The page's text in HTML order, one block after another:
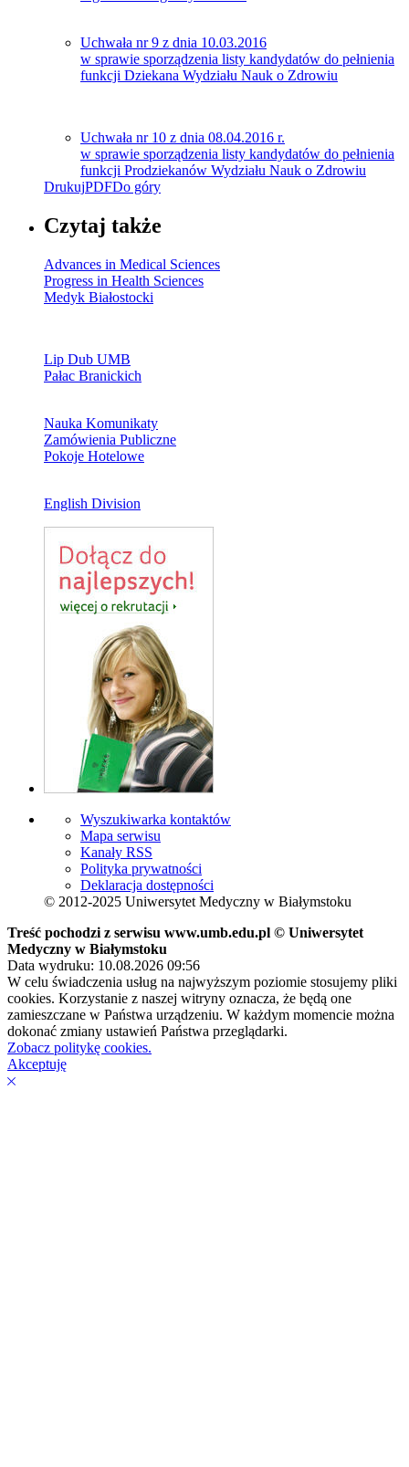
Uchwała nr 9 z dnia 10.03.2016
w sprawie sporządzenia listy kandydatów do pełnienia
funkcji Dziekana Wydziału Nauk o Zdrowiu
Uchwała nr 10 z dnia 08.04.2016 r.
w sprawie sporządzenia listy kandydatów do pełnienia
funkcji Prodziekanów Wydziału Nauk o Zdrowiu
DrukujPDFDo góry
Czytaj także
Advances in Medical Sciences
Progress in Health Sciences
Medyk Białostocki
Lip Dub UMB
Pałac Branickich
Nauka Komunikaty
Zamówienia Publiczne
Pokoje Hotelowe
English Division
Wyszukiwarka kontaktów
Mapa serwisu
Kanały RSS
Polityka prywatności
Deklaracja dostępności
© 2012-2025 Uniwersytet Medyczny w Białymstoku
Treść pochodzi z serwisu www.umb.edu.pl © Uniwersytet
Medyczny w Białymstoku
Data wydruku: 10.08.2026 09:56
W celu świadczenia usług na najwyższym poziomie stosujemy pliki
cookies. Korzystanie z naszej witryny oznacza, że będą one
zamieszczane w Państwa urządzeniu. W każdym momencie można
dokonać zmiany ustawień Państwa przeglądarki.
Zobacz politykę cookies.
Akceptuję